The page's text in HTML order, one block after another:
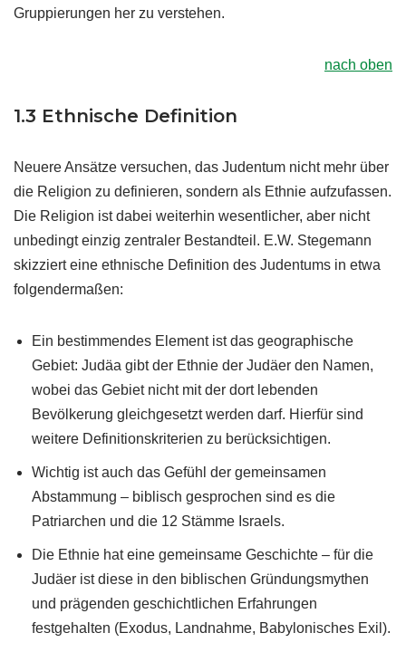
Gruppierungen her zu verstehen.
nach oben
1.3 Ethnische Definition
Neuere Ansätze versuchen, das Judentum nicht mehr über
die Religion zu definieren, sondern als Ethnie aufzufassen.
Die Religion ist dabei weiterhin wesentlicher, aber nicht
unbedingt einzig zentraler Bestandteil. E.W. Stegemann
skizziert eine ethnische Definition des Judentums in etwa
folgendermaßen:
Ein bestimmendes Element ist das geographische
Gebiet: Judäa gibt der Ethnie der Judäer den Namen,
wobei das Gebiet nicht mit der dort lebenden
Bevölkerung gleichgesetzt werden darf. Hierfür sind
weitere Definitionskriterien zu berücksichtigen.
Wichtig ist auch das Gefühl der gemeinsamen
Abstammung – biblisch gesprochen sind es die
Patriarchen und die 12 Stämme Israels.
Die Ethnie hat eine gemeinsame Geschichte – für die
Judäer ist diese in den biblischen Gründungsmythen
und prägenden geschichtlichen Erfahrungen
festgehalten (Exodus, Landnahme, Babylonisches Exil).